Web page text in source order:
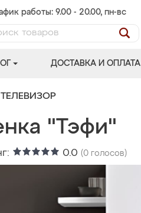
работы: 9.00 - 20.00, пн-вс
ДОСТАВКА И ОПЛАТА
"Тэфи"
0.0 (0 голосов)